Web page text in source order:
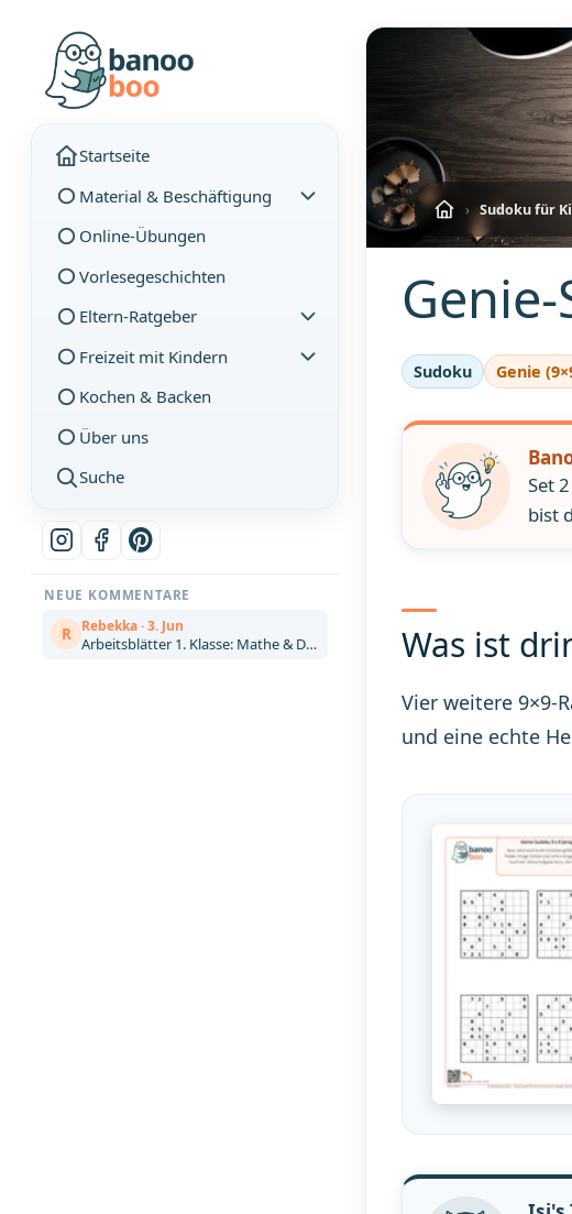
Startseite
Material & Beschäftigung
Online-Übungen
Vorlesegeschichten
Eltern-Ratgeber
Freizeit mit Kindern
Kochen & Backen
Über uns
Suche
NEUE KOMMENTARE
R Rebekka · 3. Jun
Arbeitsblätter 1. Klasse: Mathe & Deutsch kostenlos zum Ausdrucken (Artikel)
› Sudoku für
Sudoku Genie
Set
bist
Was ist
Vier weitere 9×9-
und eine echte